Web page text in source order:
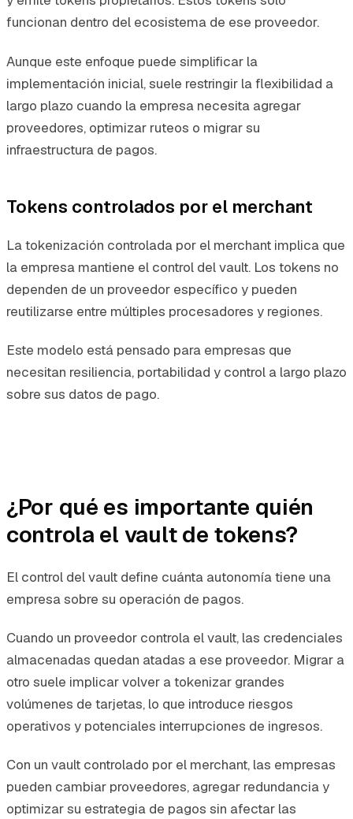
funcionan dentro del ecosistema de ese proveedor.
Aunque este enfoque puede simplificar la
implementación inicial, suele restringir la flexibilidad a
largo plazo cuando la empresa necesita agregar
proveedores, optimizar ruteos o migrar su
infraestructura de pagos.
Tokens controlados por el merchant
La tokenización controlada por el merchant implica que
la empresa mantiene el control del vault. Los tokens no
dependen de un proveedor específico y pueden
reutilizarse entre múltiples procesadores y regiones.
Este modelo está pensado para empresas que
necesitan resiliencia, portabilidad y control a largo plazo
sobre sus datos de pago.
¿Por qué es importante quién
controla el vault de tokens?
El control del vault define cuánta autonomía tiene una
empresa sobre su operación de pagos.
Cuando un proveedor controla el vault, las credenciales
almacenadas quedan atadas a ese proveedor. Migrar a
otro suele implicar volver a tokenizar grandes
volúmenes de tarjetas, lo que introduce riesgos
operativos y potenciales interrupciones de ingresos.
Con un vault controlado por el merchant, las empresas
pueden cambiar proveedores, agregar redundancia y
optimizar su estrategia de pagos sin afectar las